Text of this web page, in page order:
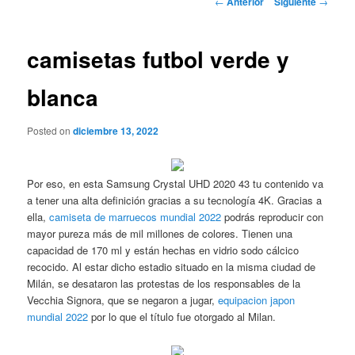
camisetas futbol verde y
blanca
Posted ondiciembre 13, 2022
Por eso, en esta Samsung Crystal UHD 2020 43 tu contenido va
a tener una alta definición gracias a su tecnología 4K. Gracias a
ella,camiseta de marruecos mundial 2022 podrás reproducir con
mayor pureza más de mil millones de colores. Tienen una
capacidad de 170 ml y están hechas en vidrio sodo cálcico
recocido. Al estar dicho estadio situado en la misma ciudad de
Milán, se desataron las protestas de los responsables de la
Vecchia Signora, que se negaron a jugar,equipacion japon
mundial 2022 por lo que el título fue otorgado al Milan.